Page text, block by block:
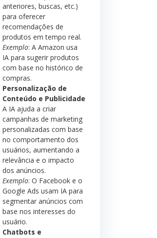
anteriores, buscas, etc.)
para oferecer
recomendações de
produtos em tempo real.
Exemplo: A Amazon usa
IA para sugerir produtos
com base no histórico de
compras.
Personalização de
Conteúdo e Publicidade
A IA ajuda a criar
campanhas de marketing
personalizadas com base
no comportamento dos
usuários, aumentando a
relevância e o impacto
dos anúncios.
Exemplo: O Facebook e o
Google Ads usam IA para
segmentar anúncios com
base nos interesses do
usuário.
Chatbots e